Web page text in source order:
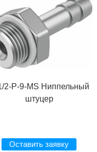
2-P-9-MS Ниппельный
штуцер
Оставить заявку